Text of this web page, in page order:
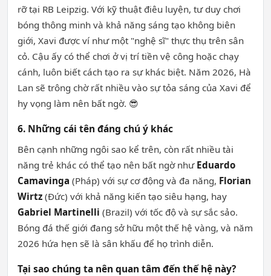
rỡ tại RB Leipzig. Với kỹ thuật điêu luyện, tư duy chơi
bóng thông minh và khả năng sáng tạo không biên
giới, Xavi được ví như một "nghệ sĩ" thực thụ trên sân
cỏ. Cậu ấy có thể chơi ở vị trí tiền vệ công hoặc chạy
cánh, luôn biết cách tạo ra sự khác biệt. Năm 2026, Hà
Lan sẽ trông chờ rất nhiều vào sự tỏa sáng của Xavi để
hy vọng làm nên bất ngờ. 😎
6. Những cái tên đáng chú ý khác
Bên cạnh những ngôi sao kể trên, còn rất nhiều tài
năng trẻ khác có thể tạo nên bất ngờ như Eduardo
Camavinga (Pháp) với sự cơ động và đa năng, Florian
Wirtz (Đức) với khả năng kiến tạo siêu hạng, hay
Gabriel Martinelli (Brazil) với tốc độ và sự sắc sảo.
Bóng đá thế giới đang sở hữu một thế hệ vàng, và năm
2026 hứa hẹn sẽ là sân khấu để họ trình diễn.
Tại sao chúng ta nên quan tâm đến thế hệ này?